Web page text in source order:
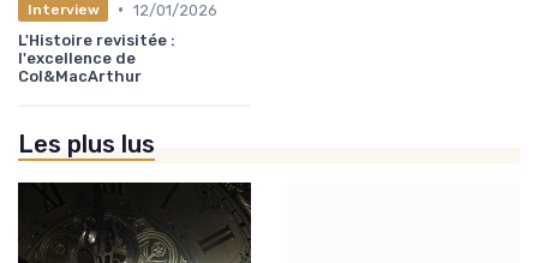
Interview • 12/01/2026
L'Histoire revisitée :
l'excellence de
Col&MacArthur
Les plus lus